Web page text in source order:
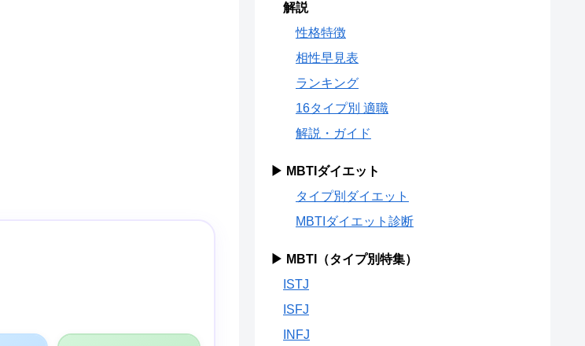
解説
性格特徴
相性早見表
ランキング
16タイプ別 適職
解説・ガイド
▶ MBTIダイエット
タイプ別ダイエット
MBTIダイエット診断
▶ MBTI（タイプ別特集）
ISTJ
ISFJ
INFJ